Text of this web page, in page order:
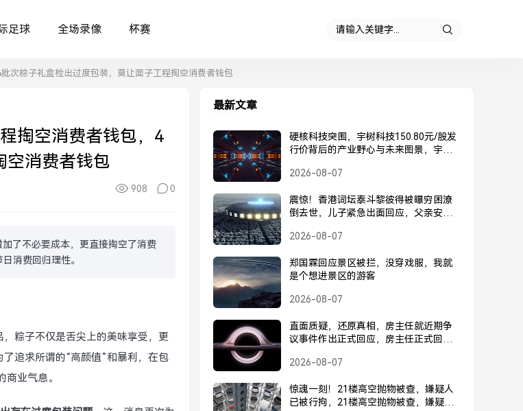
足球 全场录像 杯赛
次粽子礼盒检出过度包装，莫让面子工程掏空消费者钱包
掏空消费者钱包，4
空消费者钱包
908 0
了不必要成本，更直接掏空了消费
消费回归理性。
粽子不仅是舌尖上的美味享受，更
追求所谓的“高颜值”和暴利，在包
业气息。
最新文章
硬核科技突围，宇树科技150.80元/股发
行价背后的产业野心与未来图景，宇树
背后的产业野心与未来图景
2026-08-07
震惊！香港词坛泰斗黎彼得被曝穷困潦
倒去世，儿子紧急出面回应，父亲安
紧急回应，父亲安好并未离世
2026-08-07
郑国霖回应景区被拦，没穿戏服，我就
是个想进景区的游客
2026-08-07
直面质疑，还原真相，房主任就近期争
议事件作出正式回应，房主任正式回应
2026-08-07
惊魂一刻！21楼高空抛物被查，嫌疑人
已被行拘，21楼高空抛物被查，嫌疑人